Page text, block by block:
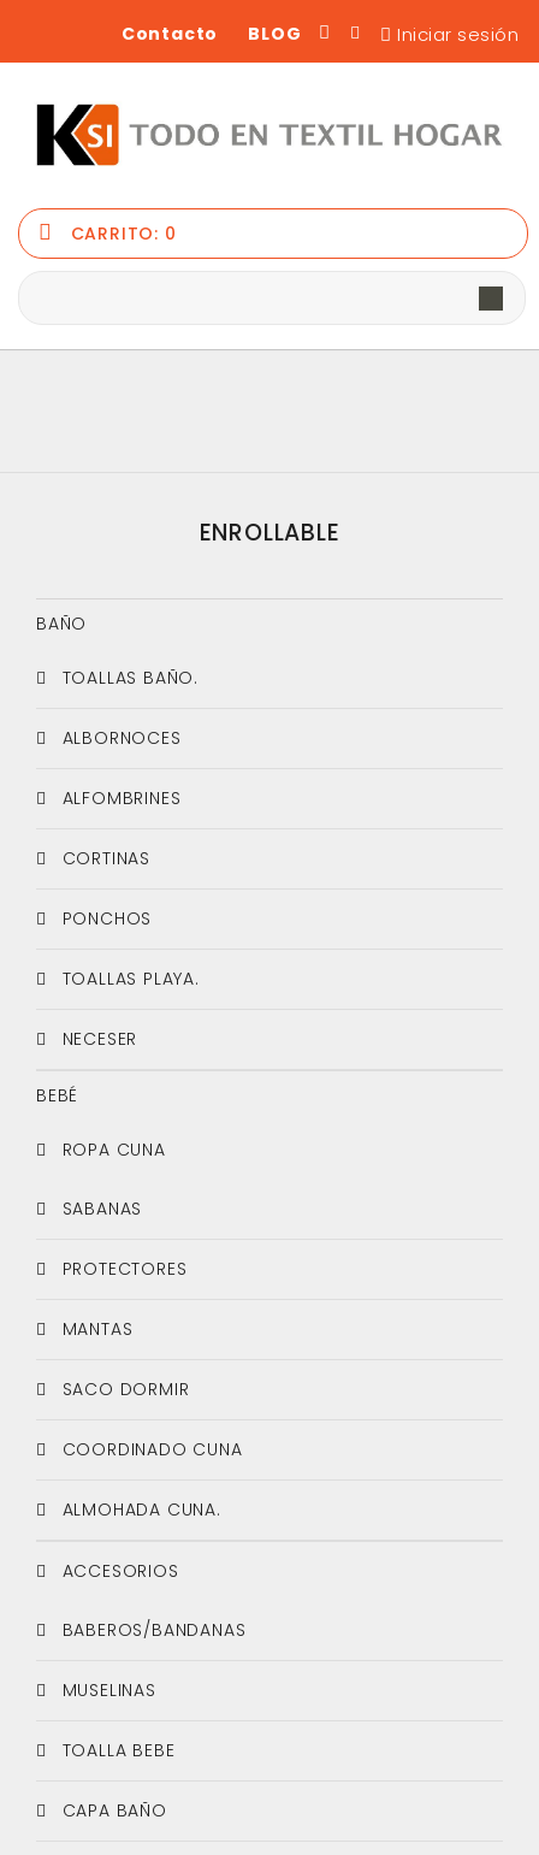
Iniciar sesión
BLOG
Contacto
CARRITO: 0
ENROLLABLE
BAÑO
TOALLAS BAÑO.
ALBORNOCES
ALFOMBRINES
CORTINAS
PONCHOS
TOALLAS PLAYA.
NECESER
BEBÉ
ROPA CUNA
SABANAS
PROTECTORES
MANTAS
SACO DORMIR
COORDINADO CUNA
ALMOHADA CUNA.
ACCESORIOS
BABEROS/BANDANAS
MUSELINAS
TOALLA BEBE
CAPA BAÑO